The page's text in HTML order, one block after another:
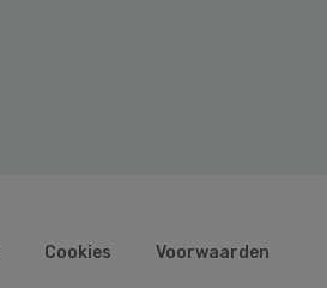
Cookies Voorwaarden